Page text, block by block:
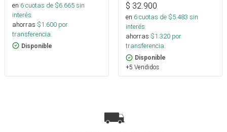
en 6cuotas de $6.665sin
interés
ahorras $1.600 por
transferencia.
Disponible
$ 32.900
en 6cuotas de $5.483 sin
interés
ahorras $1.320 por
transferencia.
Disponible
+5 Vendidos